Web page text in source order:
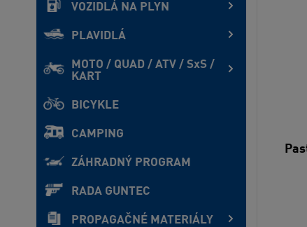
VOZIDLÁ NA PLYN
PLAVIDLÁ
MOTO / QUAD / ATV / SxS /
KART
BICYKLE
CAMPING
ZÁHRADNÝ PROGRAM
RADA GUNTEC
PROPAGAČNÉ MATERIÁLY